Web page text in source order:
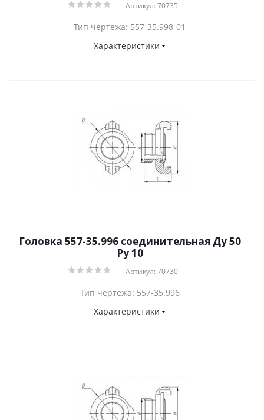
Артикул: 70735
Тип чертежа: 557-35.998-01
Характеристики
Головка 557-35.996 соединительная Ду 50
Py 10
Артикул: 70730
Тип чертежа: 557-35.996
Характеристики